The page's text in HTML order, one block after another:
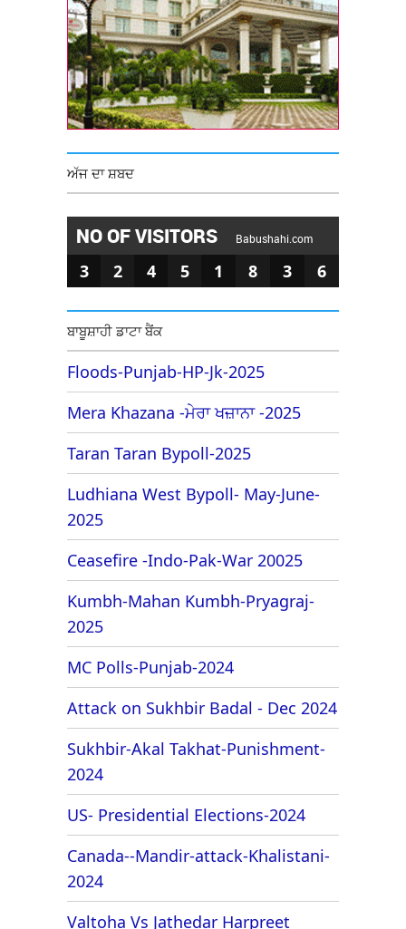
ਅੱਜ ਦਾ ਸ਼ਬਦ
NO OF VISITORS Babushahi.com
3 2 4 5 1 8 3 6
ਬਾਬੂਸ਼ਾਹੀ ਡਾਟਾ ਬੈਂਕ
Floods-Punjab-HP-Jk-2025
Mera Khazana -ਮੇਰਾ ਖਜ਼ਾਨਾ -2025
Taran Taran Bypoll-2025
Ludhiana West Bypoll- May-June-
2025
Ceasefire -Indo-Pak-War 20025
Kumbh-Mahan Kumbh-Pryagraj-
2025
MC Polls-Punjab-2024
Attack on Sukhbir Badal - Dec 2024
Sukhbir-Akal Takhat-Punishment-
2024
US- Presidential Elections-2024
Canada--Mandir-attack-Khalistani-
2024
Valtoha Vs Jathedar Harpreet